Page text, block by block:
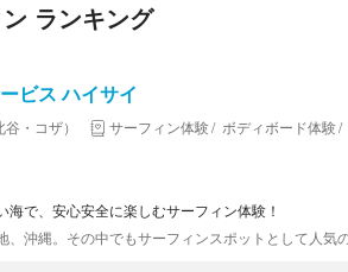
ランキング
ビス ハイサイ
・コザ） サーフィン体験 ボディボード体験
海で、安心安全に楽しむサーフィン体験！